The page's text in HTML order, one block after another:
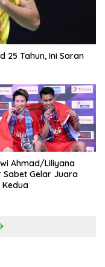
25 Tahun, Ini Saran
Ahmad/Liliyana
Sabet Gelar Juara
Kedua